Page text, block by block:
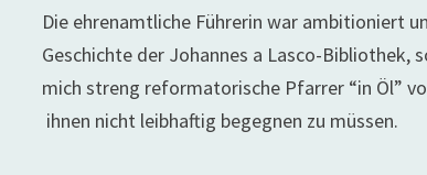
Die ehrenamtliche Führerin war ambitioniert
Geschichte der Johannes a Lasco-
mich streng reformatorische Pfarrer “in Öl”
ihnen nicht leibhaftig begegnen zu müssen.